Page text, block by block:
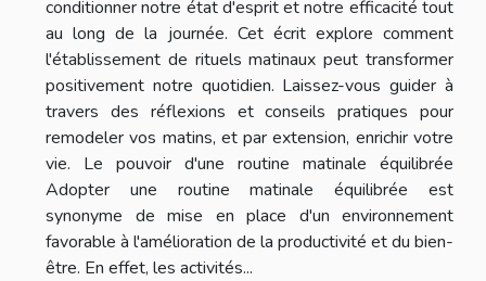
conditionner notre état d'esprit et notre efficacité tout
au long de la journée. Cet écrit explore comment
l'établissement de rituels matinaux peut transformer
positivement notre quotidien. Laissez-vous guider à
travers des réflexions et conseils pratiques pour
remodeler vos matins, et par extension, enrichir votre
vie. Le pouvoir d'une routine matinale équilibrée
Adopter une routine matinale équilibrée est
synonyme de mise en place d'un environnement
favorable à l'amélioration de la productivité et du bien-
être. En effet, les activités...